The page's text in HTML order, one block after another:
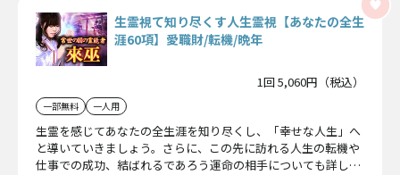
生霊視て知り尽くす人生霊視【あなたの全生
涯60項】愛職財/転機/晩年
1回 5,060円（税込）
一部無料 一人用
生霊を感じてあなたの全生涯を知り尽くし、「幸せな人生」へ
と導いていきましょう。さらに、この先に訪れる人生の転機や
仕事での成功、結ばれるであろう運命の相手についても詳しく